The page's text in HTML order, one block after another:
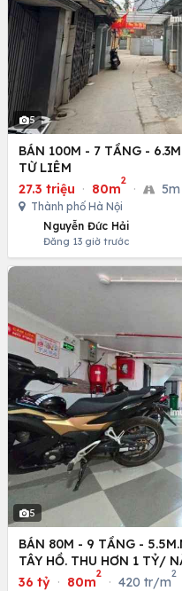
5
BÁN 100M - 7 TẦNG -
TỪ LIÊM
27.3 triệu · 80m
2
· 5m
Thành phố Hà Nội
Nguyễn Đức Hải
Đăng 13 giờ trước
5
BÁN 80M - 9 TẦNG -
TÂY HỒ. THU HƠN 1 TỶ/
36 tỷ · 80m
2
· 420 tr/m
2